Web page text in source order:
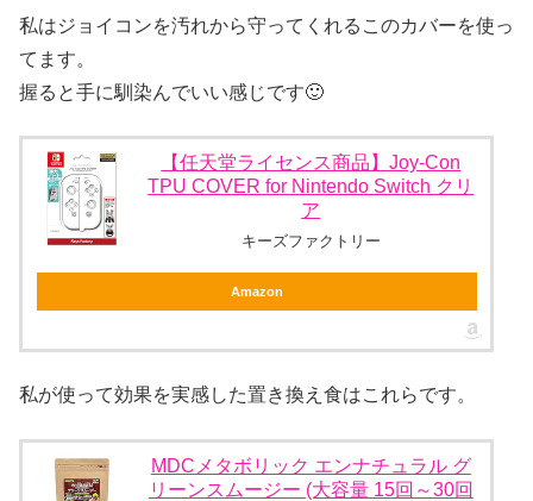
私はジョイコンを汚れから守ってくれるこのカバーを使っ
てます。
握ると手に馴染んでいい感じです🙂
【任天堂ライセンス商品】Joy-Con
TPU COVER for Nintendo Switch クリ
ア
キーズファクトリー
Amazon
私が使って効果を実感した置き換え食はこれらです。
MDCメタボリック エンナチュラル グ
リーンスムージー (大容量 15回～30回